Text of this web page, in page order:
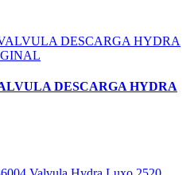
DESCARGA HYDRA